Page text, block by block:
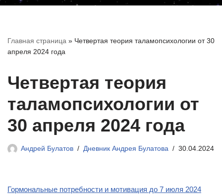
Главная страница » Четвертая теория таламопсихологии от 30
апреля 2024 года
Четвертая теория
таламопсихологии от
30 апреля 2024 года
Андрей Булатов Дневник Андрея Булатова 30.04.2024
Гормональные потребности и мотивация до 7 июля 2024